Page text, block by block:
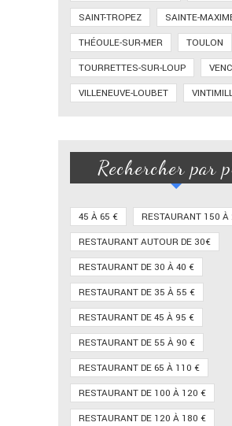
SAINT-TROPEZ
SAINTE-
THÉOULE-SUR-MER
TOULON
TOURRETTES-SUR-LOUP
VILLENEUVE-LOUBET
Rechercher par
45 À 65 €
RESTAURANT 150
RESTAURANT AUTOUR DE 30€
RESTAURANT DE 30 À 40 €
RESTAURANT DE 35 À 55 €
RESTAURANT DE 45 À 95 €
RESTAURANT DE 55 À 90 €
RESTAURANT DE 65 À 110 €
RESTAURANT DE 100 À 120 €
RESTAURANT DE 120 À 180 €